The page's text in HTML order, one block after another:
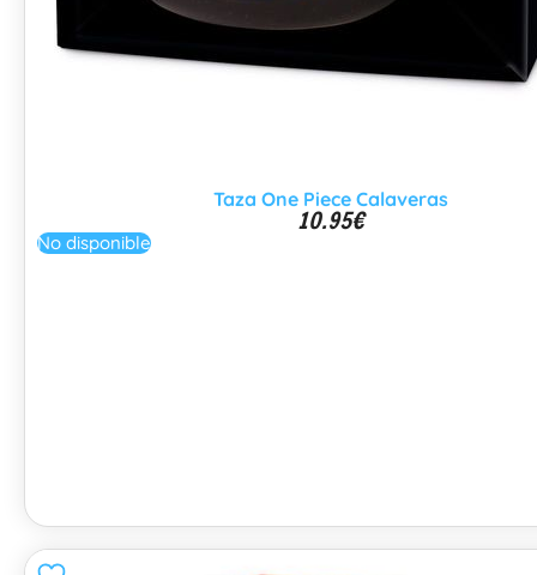
Taza One Piece Calaveras
10.95€
No disponible